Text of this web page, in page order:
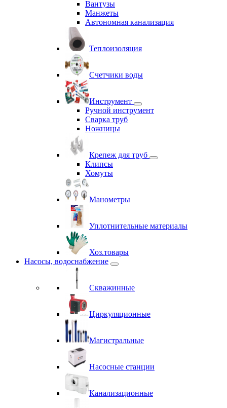
Вантузы
Манжеты
Автономная канализация
Теплоизоляция
Счетчики воды
Инструмент
Ручной инструмент
Сварка труб
Ножницы
Крепеж для труб
Клипсы
Хомуты
Манометры
Уплотнительные материалы
Хоз.товары
Насосы, водоснабжение
Скважинные
Циркуляционные
Магистральные
Насосные станции
Канализационные